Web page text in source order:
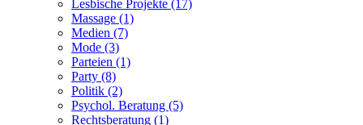
Lesbische Projekte (17)
Massage (1)
Medien (7)
Mode (3)
Parteien (1)
Party (8)
Politik (2)
Psychol. Beratung (5)
Rechtsberatung (1)